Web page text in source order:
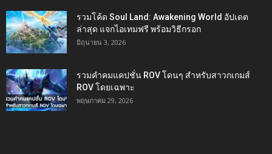
รวมโค้ด Soul Land: Awakening World อัปเดต
ล่าสุด แจกไอเทมฟรี พร้อมวิธีกรอก
มิถุนายน 3, 2026
รวมคำคมแคปชั่น ROV โดนๆ สำหรับสาวกเกมส์
ROV โดยเฉพาะ
พฤษภาคม 29, 2026